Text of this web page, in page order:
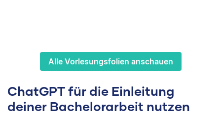
Alle Vorlesungsfolien anschauen
ChatGPT für die Einleitung
deiner Bachelorarbeit nutzen